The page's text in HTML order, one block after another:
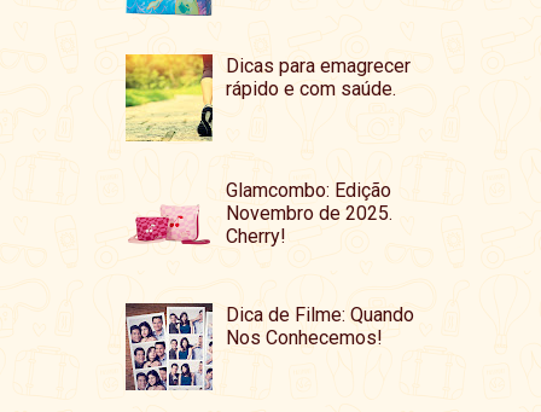
Dicas para emagrecer
rápido e com saúde.
Glamcombo: Edição
Novembro de 2025.
Cherry!
Dica de Filme: Quando
Nos Conhecemos!